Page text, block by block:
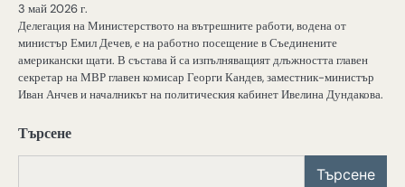
3 май 2026 г.
Делегация на Министерството на вътрешните работи, водена от
министър Емил Дечев, е на работно посещение в Съединените
американски щати. В състава й са изпълняващият длъжността главен
секретар на МВР главен комисар Георги Кандев, заместник-министър
Иван Анчев и началникът на политическия кабинет Ивелина Дундакова.
Търсене
Търсене